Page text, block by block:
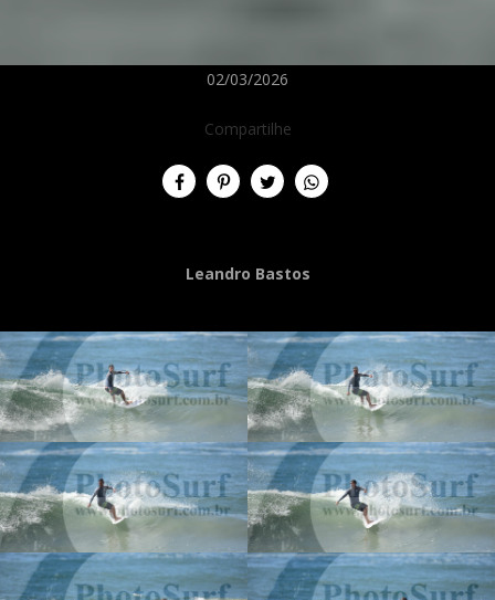
02/03/2026
Compartilhe
Leandro Bastos